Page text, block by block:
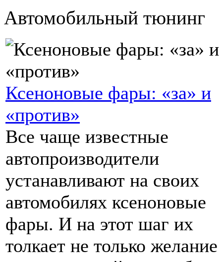
Автомобильный тюнинг
Ксеноновые фары: «за» и
«против»
Все чаще известные
автопроизводители
устанавливают на своих
автомобилях ксеноновые
фары. И на этот шаг их
толкает не только желание